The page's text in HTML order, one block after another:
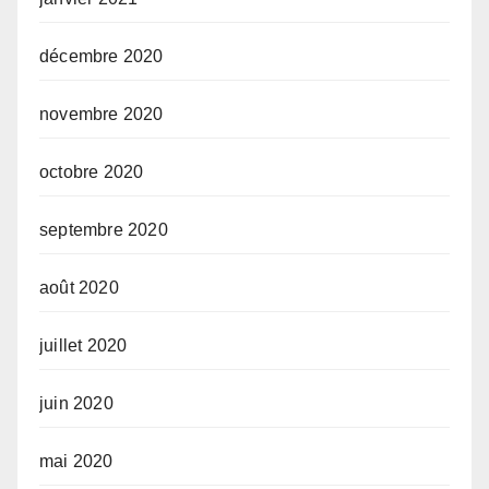
décembre 2020
novembre 2020
octobre 2020
septembre 2020
août 2020
juillet 2020
juin 2020
mai 2020